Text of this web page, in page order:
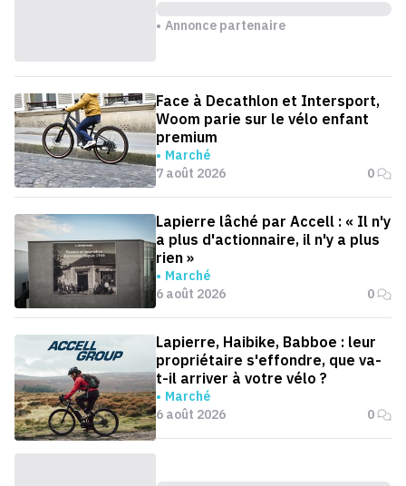
Annonce partenaire
Face à Decathlon et Intersport,
Woom parie sur le vélo enfant
premium
Marché
7 août 2026
0
Lapierre lâché par Accell : « Il n'y
a plus d'actionnaire, il n'y a plus
rien »
Marché
6 août 2026
0
Lapierre, Haibike, Babboe : leur
propriétaire s'effondre, que va-
t-il arriver à votre vélo ?
Marché
6 août 2026
0